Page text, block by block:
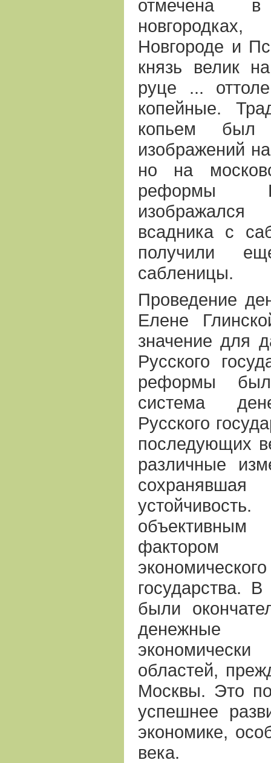
отмечена
Новгороде и
князь велик
руце ...
копейные.
копьем
изображений
но на
реформы
всадника с
получили
сабленицы.
Проведение
Елене
значение для
Русского
реформы
система
Русского
последующих
различные
фактором
государства.
были
денежные
областей,
Москвы. Это
успешнее
экономике,
века.